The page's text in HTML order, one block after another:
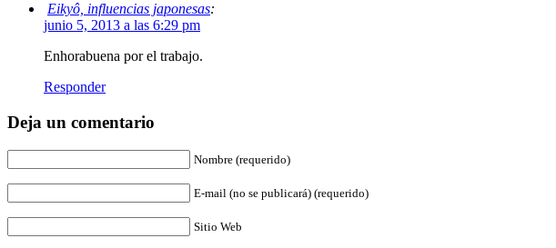
Eikyô, influencias japonesas:
junio 5, 2013 a las 6:29 pm
Enhorabuena por el trabajo.
Responder
Deja un comentario
Nombre (requerido)
E-mail (no se publicará) (requerido)
Sitio Web